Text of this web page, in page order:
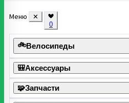
Меню
✕
0
🚲Велосипеды
🎒Аксессуары
🧩Запчасти